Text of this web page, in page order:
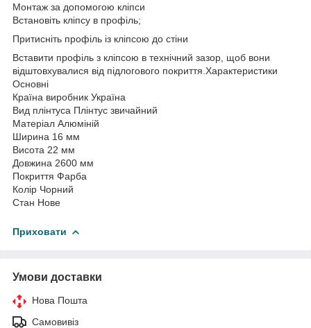
Монтаж за допомогою кліпси
Встановіть кліпсу в профіль;
Притисніть профіль із кліпсою до стіни
Вставити профіль з кліпсою в технічний зазор, щоб вони
відштовхувалися від підлогового покриття.Характеристики
Основні
Країна виробник Україна
Вид плінтуса Плінтус звичайний
Матеріал Алюміній
Ширина 16 мм
Висота 22 мм
Довжина 2600 мм
Покриття Фарба
Колір Чорний
Стан Нове
Приховати
Умови доставки
Нова Пошта
Самовивіз